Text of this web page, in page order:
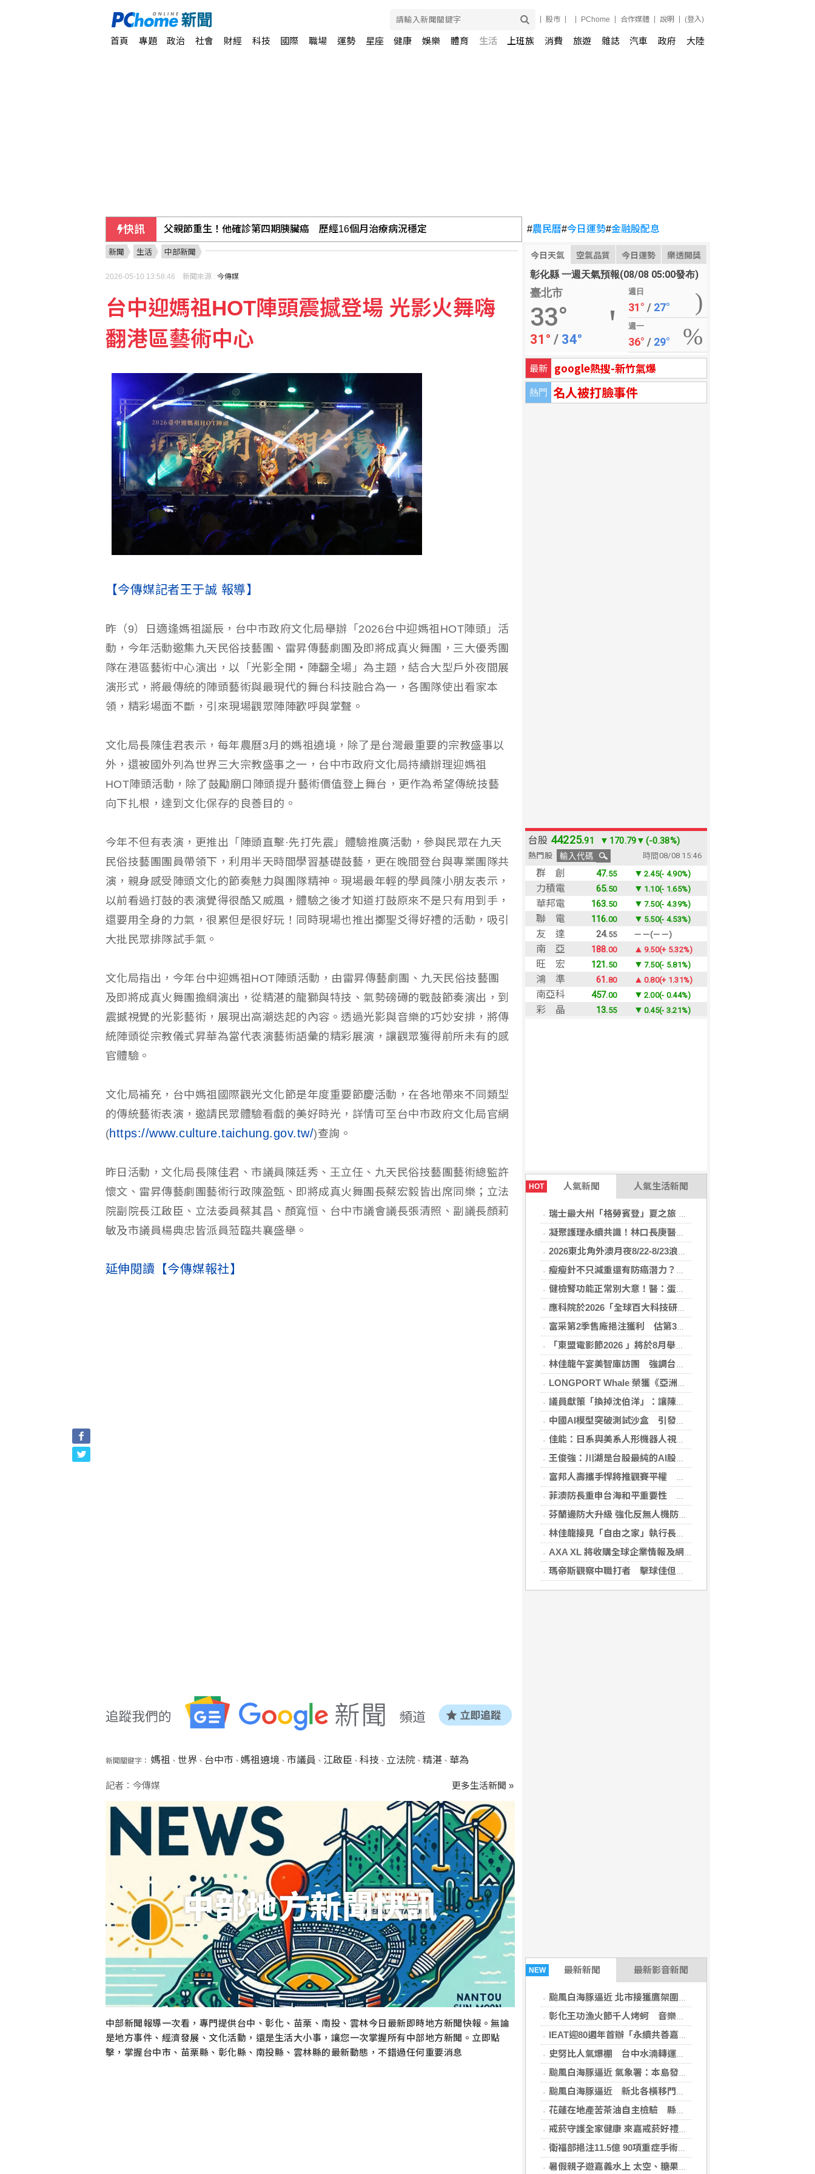
股市 PChome 合作媒體 說明 (登入)
首頁 專題 政治 社會 財經 科技 國際 職場 運勢 星座 健康 娛樂 體育 生活 上班族 消費 旅遊 雜誌 汽車 政府 大陸
快訊 父親節重生！他確診第四期胰臟癌 歷經16個月治療病況穩定
總預算200多案保留 藍：盼下週協商能大幅收斂爭議
地震衝擊九州觀光 熊本旅宿業4天損失1.8億元
#農民曆#今日運勢#金融股配息
今日天氣 空氣品質 今日運勢 樂透開獎
彰化縣 一週天氣預報(08/08 05:00發布)
臺北市
33°
31° / 34°
週日
31° / 27°
週一
36° / 29°
最新 google熱搜-新竹氣爆
熱門 名人被打臉事件
HOT 人氣新聞 人氣生活新聞
瑞士最大州「格勞賓登」夏之旅 推薦6座山間秘境，感受不同阿爾卑斯療癒度假風情！
凝聚護理永續共識！林口長庚醫院攜手各界打造永續護理職場，共創健康台灣
2026東北角外澳月夜8/22-8/23浪漫登場！ 感受一「夏」東北角夜的浪漫！
瘦瘦針不只減重還有防癌潛力？臺大醫揭肥胖族群用藥 肥胖相關癌症風險降
健檢腎功能正常別大意！醫：蛋白尿異常恐是洗腎警訊
應科院於2026「全球百大科技研發獎」中創亞洲最佳成績 三項技術榮膺全球百大創新獎項
富采第2季售廠挹注獲利 估第3季營收下滑
「東盟電影節2026 」將於8月舉行 歷來最大規模 以電影連繫文化交流
林佳龍午宴美智庫訪團 強調台灣是不可或缺夥伴
LONGPORT Whale 榮獲《亞洲銀行與金融》金融科技生態合作獎
議員獻策「換掉沈伯洋」：讓陳時中再輸一次
中國AI模型突破測試沙盒 引發資安風險疑慮
佳能：日系與美系人形機器人視覺模組 下半年出貨
王俊強：川湖是台股最純的AI股 看下半年需求續強
富邦人壽攜手悍將推觀賽平權 邀身障、親子看球
菲澳防長重申台海和平重要性 林佳龍表達肯定
芬蘭邊防大升級 強化反無人機防禦網
林佳龍接見「自由之家」執行長 盼台成印太INGO樞紐
AXA XL 將收購全球企業情報及網絡安全顧問公司 S-RM
瑪帝斯觀察中職打者 擊球佳但長打少「閃掉就好」
NEW 最新新聞 最新影音新聞
颱風白海豚逼近 北市接獲鷹架圍籬倒塌2通報傷1路人
彰化王功漁火節千人烤蚵 音樂會煙火秀壓軸
IEAT迎80週年首辦「永續共善嘉年華」 將貿易能量化為社會善能量
史努比人氣爆棚 台中水湳轉運中心快閃加碼延長
颱風白海豚逼近 氣象署：本島發陸警機率低
颱風白海豚逼近 新北各橫移門下午6時封閉
花蓮在地產苦茶油自主檢驗 縣府推最高補助9成
戒菸守護全家健康 來嘉戒菸好禮獎不完
衛福部挹注11.5億 90項重症手術給付9月起調升
暑假親子遊嘉義水上 太空、糖果、咖啡到採果一次玩
新聞 生活 中部新聞
2026-05-10 13:58:46 新聞來源 : 今傳媒
台中迎媽祖HOT陣頭震撼登場 光影火舞嗨
翻港區藝術中心
【今傳媒記者王于誠 報導】
昨（9）日適逢媽祖誕辰，台中市政府文化局舉辦「2026台中迎媽祖HOT陣頭」活
動，今年活動邀集九天民俗技藝團、雷昇傳藝劇團及即將成真火舞團，三大優秀團
隊在港區藝術中心演出，以「光影全開・陣翻全場」為主題，結合大型戶外夜間展
演形式，將最傳統的陣頭藝術與最現代的舞台科技融合為一，各團隊使出看家本
領，精彩場面不斷，引來現場觀眾陣陣歡呼與掌聲。
文化局長陳佳君表示，每年農曆3月的媽祖遶境，除了是台灣最重要的宗教盛事以
外，還被國外列為世界三大宗教盛事之一，台中市政府文化局持續辦理迎媽祖
HOT陣頭活動，除了鼓勵廟口陣頭提升藝術價值登上舞台，更作為希望傳統技藝
向下扎根，達到文化保存的良善目的。
今年不但有表演，更推出「陣頭直擊·先打先震」體驗推廣活動，參與民眾在九天
民俗技藝團團員帶領下，利用半天時間學習基礎鼓藝，更在晚間登台與專業團隊共
演，親身感受陣頭文化的節奏魅力與團隊精神。現場最年輕的學員陳小朋友表示，
以前看過打鼓的表演覺得很酷又威風，體驗之後才知道打鼓原來不是只有用到手，
還要用全身的力氣，很累但是很好玩！同時現場也推出擲聖爻得好禮的活動，吸引
大批民眾排隊試手氣。
文化局指出，今年台中迎媽祖HOT陣頭活動，由雷昇傳藝劇團、九天民俗技藝團
及即將成真火舞團擔綱演出，從精湛的龍獅與特技、氣勢磅礡的戰鼓節奏演出，到
震撼視覺的光影藝術，展現出高潮迭起的內容。透過光影與音樂的巧妙安排，將傳
統陣頭從宗教儀式昇華為當代表演藝術語彙的精彩展演，讓觀眾獲得前所未有的感
官體驗。
文化局補充，台中媽祖國際觀光文化節是年度重要節慶活動，在各地帶來不同類型
的傳統藝術表演，邀請民眾體驗看戲的美好時光，詳情可至台中市政府文化局官網
(https://www.culture.taichung.gov.tw/)查詢。
昨日活動，文化局長陳佳君、市議員陳廷秀、王立任、九天民俗技藝團藝術總監許
懷文、雷昇傳藝劇團藝術行政陳盈甄、即將成真火舞團長蔡宏毅皆出席同樂；立法
院副院長江啟臣、立法委員蔡其昌、顏寬恒、台中市議會議長張清照、副議長顏莉
敏及市議員楊典忠皆派員蒞臨共襄盛舉。
延伸閱讀【今傳媒報社】
新聞關鍵字： 媽祖 、 世界、 台中市 、 媽祖遶境、 市議員 、 江啟臣 、 科技 、 立法院、 精湛、 華為
記者：今傳媒 更多生活新聞 »
中部地方新聞快訊
中部新聞報導一次看，專門提供台中、彰化、苗栗、南投、雲林今日最新即時地方新聞快報。無論
是地方事件、經濟發展、文化活動，還是生活大小事，讓您一次掌握所有中部地方新聞。立即點
擊，掌握台中市、苗栗縣、彰化縣、南投縣、雲林縣的最新動態，不錯過任何重要消息